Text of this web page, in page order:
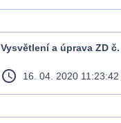
Vysvětlení a úprava ZD č.
access_time 16. 04. 2020 11:23:42